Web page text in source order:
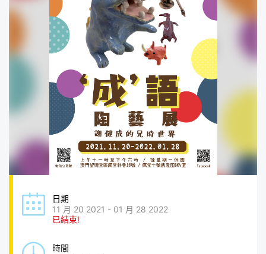
日期
11 月 20 2021 - 01 月 28 2022
已結束!
時間